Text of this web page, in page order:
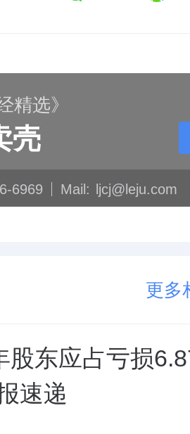
精选》
壳
6969 Mail: ljcj@leju.com
更多
股东应占亏损
速递